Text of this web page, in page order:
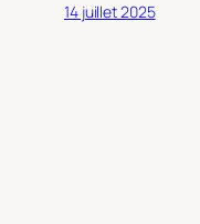
14 juillet 2025